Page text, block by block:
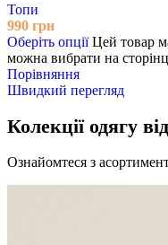
Топи
990 грн
Оберіть опції Цей товар
можна вибрати на
Порівняння
Швидкий перегляд
Колекції одягу
Ознайомтеся з